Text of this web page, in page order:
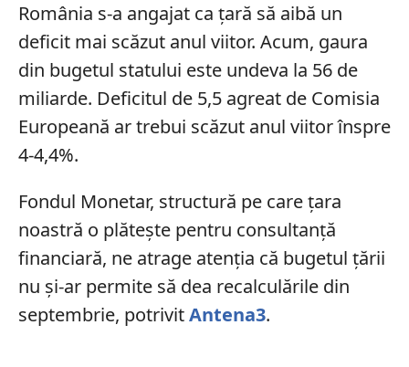
România s-a angajat ca țară să aibă un
deficit mai scăzut anul viitor. Acum, gaura
din bugetul statului este undeva la 56 de
miliarde. Deficitul de 5,5 agreat de Comisia
Europeană ar trebui scăzut anul viitor înspre
4-4,4%.
Fondul Monetar, structură pe care țara
noastră o plătește pentru consultanță
financiară, ne atrage atenția că bugetul țării
nu și-ar permite să dea recalculările din
septembrie, potrivitAntena3.